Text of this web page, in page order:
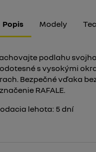
Popis Modely
podlahu
s vysokými
Bezpečné vďaka
RAFALE.
lehota: 5 dní